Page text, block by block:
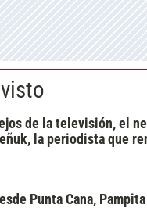
de la televisión, el
la periodista que
Punta Cana,